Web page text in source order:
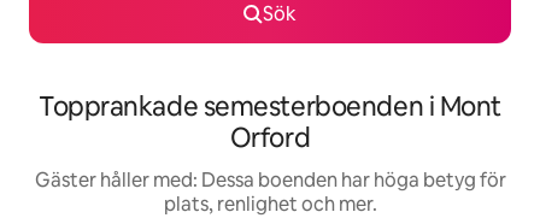
Sök
Topprankade semesterboenden i Mont
Orford
Gäster håller med: Dessa boenden har höga betyg för
plats, renlighet och mer.